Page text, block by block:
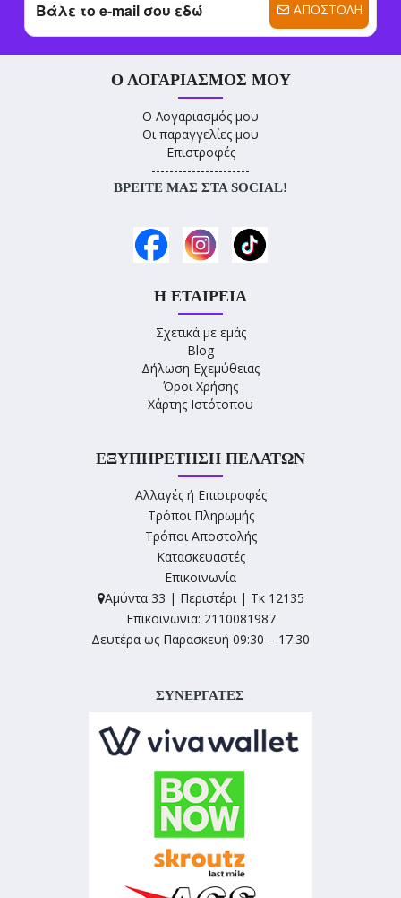
ΑΠΟΣΤΟΛΉ
Ο ΛΟΓΑΡΙΑΣΜΌΣ ΜΟΥ
Ο Λογαριασμός μου
Οι παραγγελίες μου
Επιστροφές
----------------------
ΒΡΕΊΤΕ ΜΑΣ ΣΤΑ SOCIAL!
Η ΕΤΑΙΡΕΊΑ
Σχετικά με εμάς
Blog
Δήλωση Εχεμύθειας
Όροι Χρήσης
Χάρτης Ιστότοπου
ΕΞΥΠΗΡΈΤΗΣΗ ΠΕΛΑΤΏΝ
Αλλαγές ή Επιστροφές
Τρόποι Πληρωμής
Τρόποι Αποστολής
Κατασκευαστές
Επικοινωνία
Αμύντα 33 | Περιστέρι | Τκ 12135
Επικοινωνια: 2110081987
Δευτέρα ως Παρασκευή 09:30 – 17:30
ΣΥΝΕΡΓΑΤΕΣ